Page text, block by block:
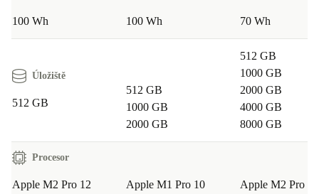
100 Wh 100 Wh 70 Wh
Úložiště
512 GB
512 GB
1000 GB
2000 GB
512 GB
1000 GB
2000 GB
4000 GB
8000 GB
Procesor
Apple M2 Pro 12
Apple M1 Pro 10
Apple M2 Pro 10